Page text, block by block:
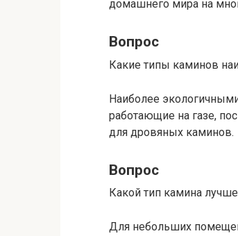
домашнего мира на
Вопрос
Какие типы каминов
Наиболее
работающие на газе,
для дровяных каминов.
Вопрос
Какой тип камина
Для небольших